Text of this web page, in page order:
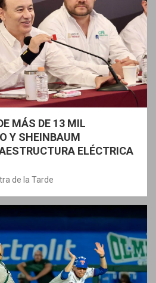
MÁS DE 13 MIL
Y SHEINBAUM
ELÉCTRICA
de la Tarde